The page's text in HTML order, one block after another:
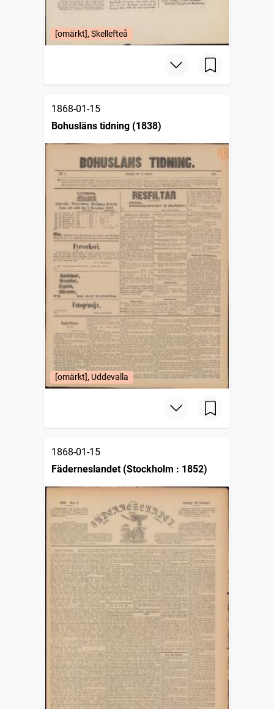
[omärkt], Skellefteå
1868-01-15
Bohusläns tidning (1838)
[omärkt], Uddevalla
1868-01-15
Fäderneslandet (Stockholm : 1852)